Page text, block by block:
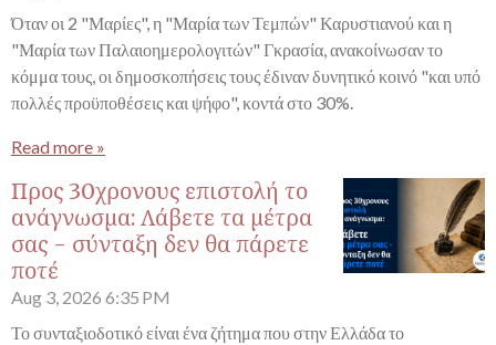
Όταν οι 2 "Μαρίες", η "Μαρία των Τεμπών" Καρυστιανού και η
"Μαρία των Παλαιοημερολογιτών" Γκρασία, ανακοίνωσαν το
κόμμα τους, οι δημοσκοπήσεις τους έδιναν δυνητικό κοινό "και υπό
πολλές προϋποθέσεις και ψήφο", κοντά στο 30%.
Read more »
Προς 30χρονους επιστολή το
ανάγνωσμα: Λάβετε τα μέτρα
σας - σύνταξη δεν θα πάρετε
ποτέ
Aug 3, 2026 6:35 PM
Το συνταξιοδοτικό είναι ένα ζήτημα που στην Ελλάδα το